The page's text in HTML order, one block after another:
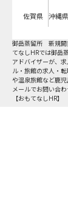
佐賀県 沖縄県
御岳蒸留所 新規開
てなしHRでは御岳
アドバイザーが、
ル・旅館の求人・
や温泉旅館など鹿児
メールでお問い合
【おもてなしHR】